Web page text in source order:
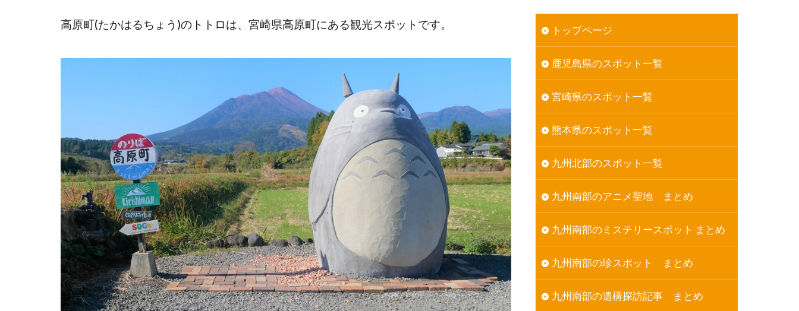
高原町(たかはるちょう)のトトロは、宮崎県高原町にある観光スポットです。 トップページ
鹿児島県のスポット一覧
宮崎県のスポット一覧
熊本県のスポット一覧
九州北部のスポット一覧
九州南部のアニメ聖地 まとめ
九州南部のミステリースポット まとめ
九州南部の珍スポット まとめ
九州南部の遺構探訪記事 まとめ